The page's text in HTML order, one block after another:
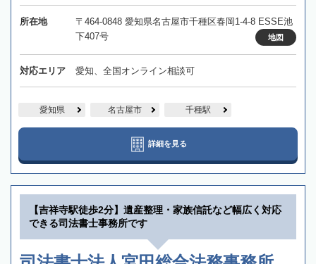
所在地
〒464-0848 愛知県名古屋市千種区春岡1-4-8 ESSE池
下407号
地図
対応エリア 愛知、全国オンライン相談可
愛知県 名古屋市 千種駅
詳細を見る
【吉祥寺駅徒歩2分】遺産整理・家族信託など幅広く対応
できる司法書士事務所です